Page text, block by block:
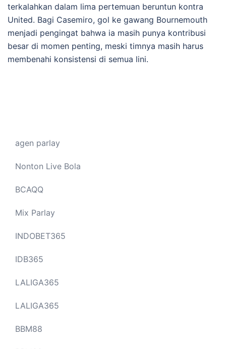
terkalahkan dalam lima pertemuan beruntun kontra
United. Bagi Casemiro, gol ke gawang Bournemouth
menjadi pengingat bahwa ia masih punya kontribusi
besar di momen penting, meski timnya masih harus
membenahi konsistensi di semua lini.
agen parlay
Nonton Live Bola
BCAQQ
Mix Parlay
INDOBET365
IDB365
LALIGA365
LALIGA365
BBM88